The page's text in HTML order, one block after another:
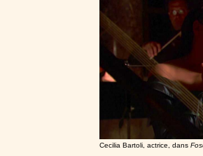
Cecilia Bartoli, actrice, dans